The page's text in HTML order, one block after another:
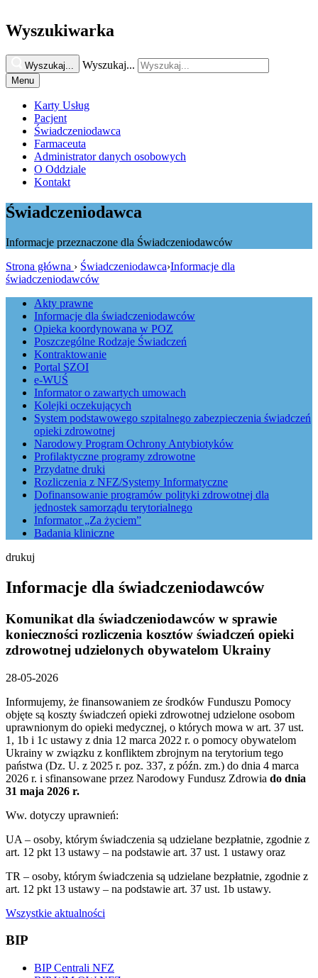
Wyszukiwarka
Wyszukaj... Wyszukaj...
Menu
Karty Usług
Pacjent
Świadczeniodawca
Farmaceuta
Administrator danych osobowych
O Oddziale
Kontakt
Świadczeniodawca
Informacje przeznaczone dla Świadczeniodawców
Strona główna › Świadczeniodawca›Informacje dla
świadczeniodawców
Akty prawne
Informacje dla świadczeniodawców
Opieka koordynowana w POZ
Poszczególne Rodzaje Świadczeń
Kontraktowanie
Portal SZOI
e-WUŚ
Informator o zawartych umowach
Kolejki oczekujących
System podstawowego szpitalnego zabezpieczenia świadczeń
opieki zdrowotnej
Narodowy Program Ochrony Antybiotyków
Profilaktyczne programy zdrowotne
Przydatne druki
Rozliczenia z NFZ/Systemy Informatyczne
Dofinansowanie programów polityki zdrowotnej dla
jednostek samorządu terytorialnego
Informator „Za życiem”
Badania kliniczne
drukuj
Informacje dla świadczeniodawców
Komunikat dla świadczeniodawców w sprawie
konieczności rozliczenia kosztów świadczeń opieki
zdrowotnej udzielonych obywatelom Ukrainy
28-05-2026
Informujemy, że finansowaniem ze środków Funduszu Pomocy
objęte są koszty świadczeń opieki zdrowotnej udzielone osobom
uprawnionym do opieki medycznej, o których mowa w art. 37 ust.
1, 1b i 1c ustawy z dnia 12 marca 2022 r. o pomocy obywatelom
Ukrainy w związku z konfliktem zbrojnym na terytorium tego
państwa (Dz. U. z 2025 r. poz. 337, z późn. zm.) do dnia 4 marca
2026 r. i sfinansowane przez Narodowy Fundusz Zdrowia do dnia
31 maja 2026 r.
Ww. dotyczy uprawnień:
UA – osoby, którym świadczenia są udzielane bezpłatnie, zgodnie z
art. 12 pkt 13 ustawy – na podstawie art. 37 ust. 1 ustawy oraz
TR – osoby, którym świadczenia są udzielane bezpłatnie, zgodnie z
art. 12 pkt 13 ustawy – na podstawie art. 37 ust. 1b ustawy.
Wszystkie aktualności
BIP
BIP Centrali NFZ